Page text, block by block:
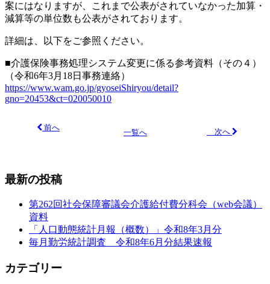
案にはなりますが、これまで公表がされていなかった加算・
減算等の単位数も公表がされております。
詳細は、以下をご参照ください。
■介護保険事務処理システム変更に係る参考資料（その４）
（令和6年3月18日事務連絡）
https://www.wam.go.jp/gyoseiShiryou/detail?
gno=20453&ct=020050010
前へ
一覧へ 次へ
最新の投稿
第262回社会保障審議会介護給付費分科会（web会議）
資料
「人口動態統計月報（概数）」令和8年3月分
毎月勤労統計調査 令和8年6月分結果速報
カテゴリー